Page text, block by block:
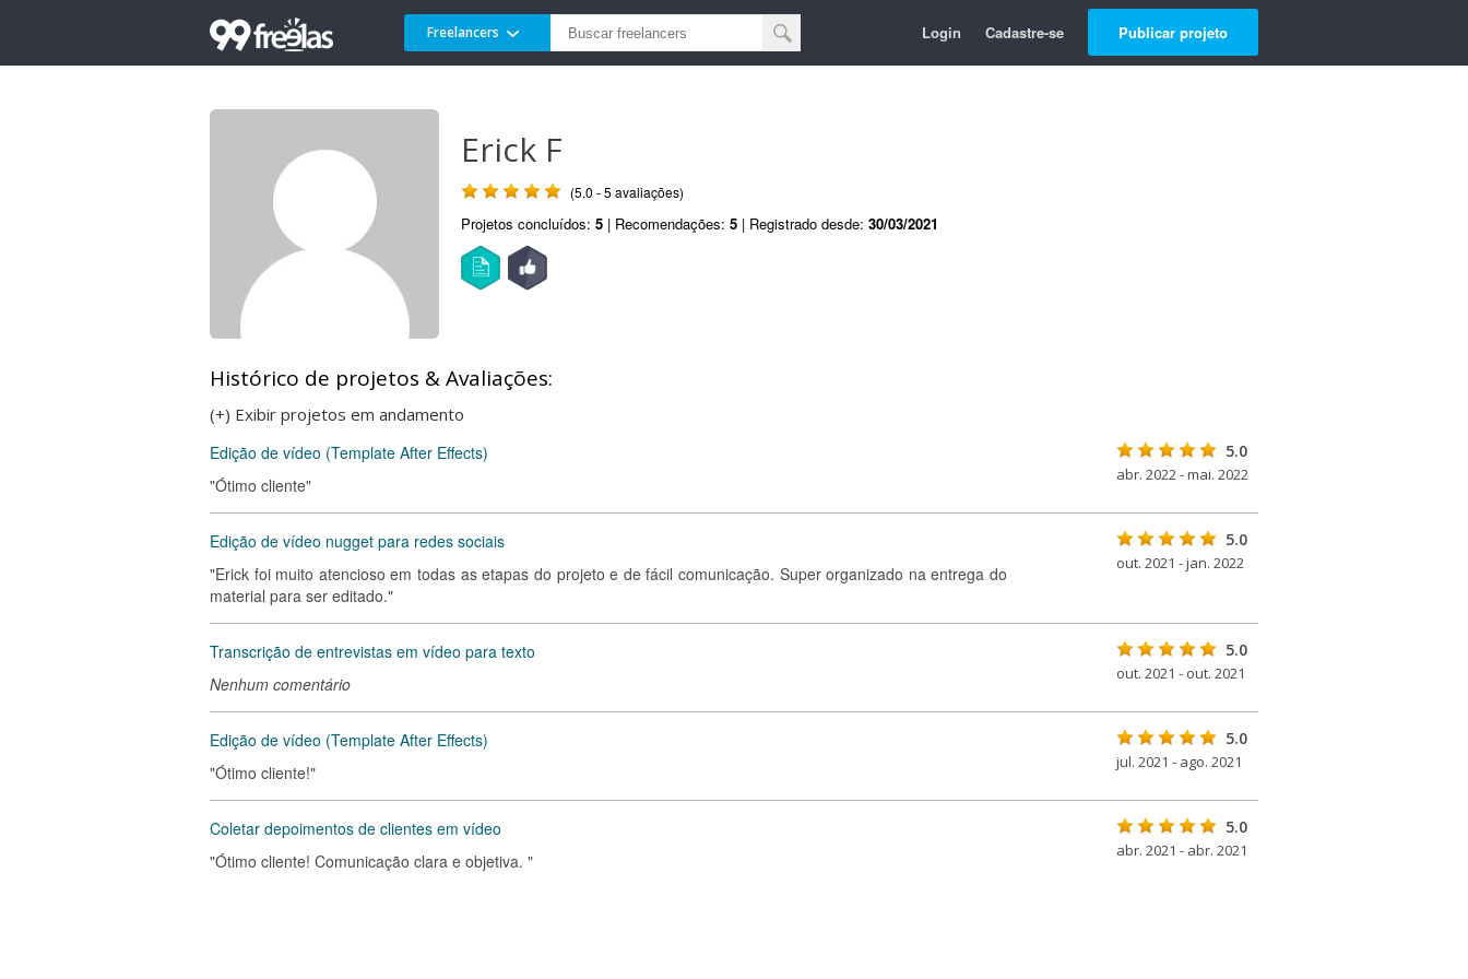
Freelancers Login Cadastre-se Publicar projeto
Erick F
(5.0 - 5 avaliações)
Projetos concluídos: 5 | Recomendações: 5 | Registrado desde: 30/03/2021
Histórico de projetos & Avaliações:
(+) Exibir projetos em andamento
Edição de vídeo (Template After Effects)
"Ótimo cliente"
5.0
abr. 2022 - mai. 2022
Edição de vídeo nugget para redes sociais
"Erick foi muito atencioso em todas as etapas do projeto e de fácil comunicação. Super organizado na entrega do
material para ser editado."
5.0
out. 2021 - jan. 2022
Transcrição de entrevistas em vídeo para texto
Nenhum comentário
5.0
out. 2021 - out. 2021
Edição de vídeo (Template After Effects)
"Ótimo cliente!"
5.0
jul. 2021 - ago. 2021
Coletar depoimentos de clientes em vídeo
"Ótimo cliente! Comunicação clara e objetiva. "
5.0
abr. 2021 - abr. 2021